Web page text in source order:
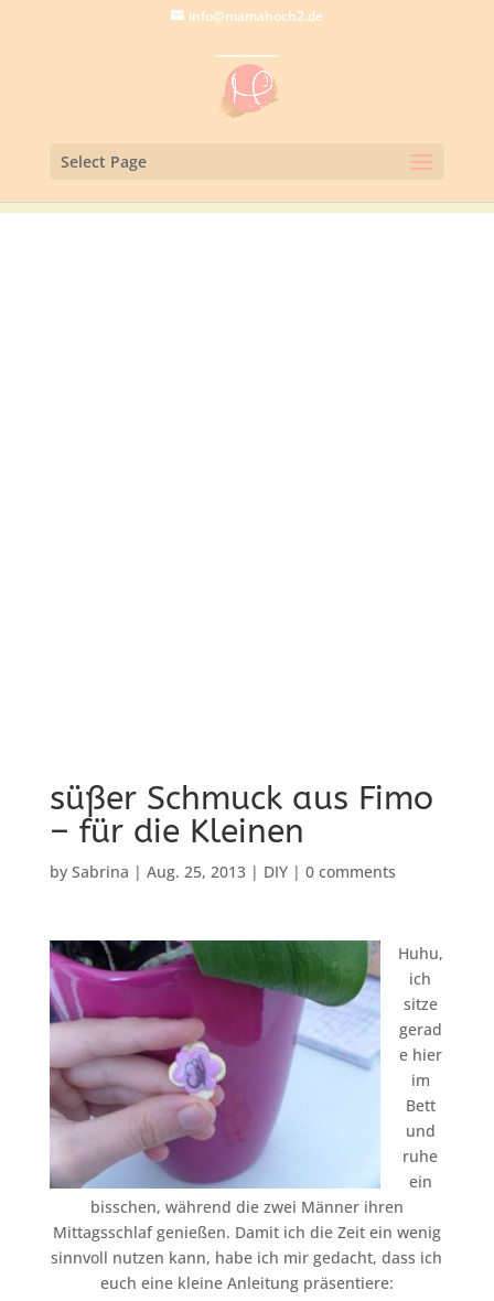
info@mamahoch2.de
Select Page
süßer Schmuck aus Fimo
– für die Kleinen
by Sabrina | Aug. 25, 2013| DIY| 0 comments
Huhu,
ich
sitze
gerad
e hier
im
Bett
und
ruhe
ein
bisschen, während die zwei Männer ihren
Mittagsschlaf genießen. Damit ich die Zeit ein wenig
sinnvoll nutzen kann, habe ich mir gedacht, dass ich
euch eine kleine Anleitung präsentiere: